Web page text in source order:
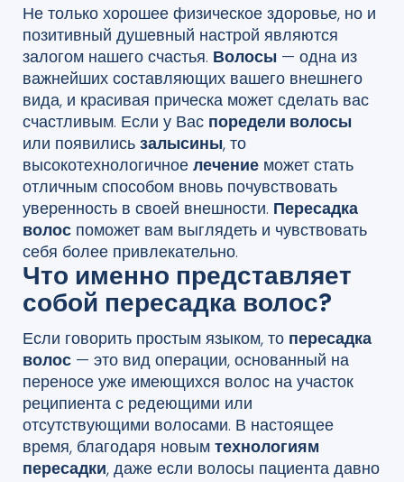
Не только хорошее физическое здоровье, но и
позитивный душевный настрой являются
залогом нашего счастья. Волосы — одна из
важнейших составляющих вашего внешнего
вида, и красивая прическа может сделать вас
счастливым. Если у Вас поредели волосы
или появились залысины, то
высокотехнологичное лечение может стать
отличным способом вновь почувствовать
уверенность в своей внешности. Пересадка
волос поможет вам выглядеть и чувствовать
себя более привлекательно.
Что именно представляет
собой пересадка волос?
Если говорить простым языком, то пересадка
волос — это вид операции, основанный на
переносе уже имеющихся волос на участок
реципиента с редеющими или
отсутствующими волосами. В настоящее
время, благодаря новым технологиям
пересадки, даже если волосы пациента давно